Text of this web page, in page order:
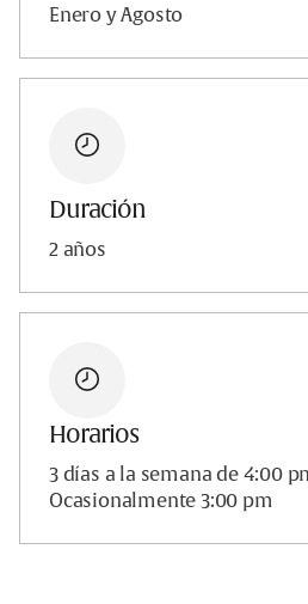
Enero y Agosto
Duración
2 años
Horarios
3 días a la semana de 4:00
Ocasionalmente 3:00 pm